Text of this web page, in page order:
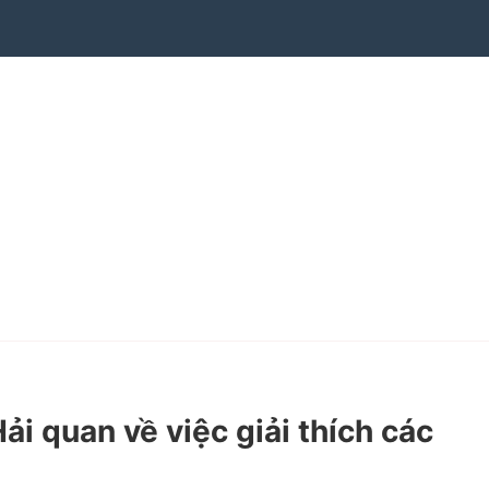
quan về việc giải thích các